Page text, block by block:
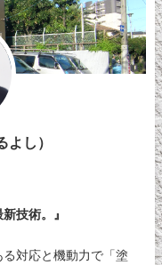
よし）
技術。』
対応と機動力で「塗